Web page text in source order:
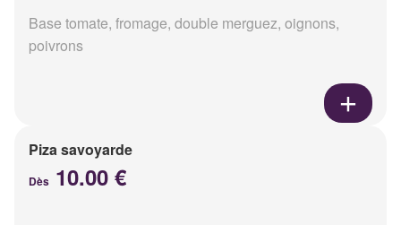
Base tomate, fromage, double merguez, oignons,
poivrons
Piza savoyarde
Dès 10.00 €